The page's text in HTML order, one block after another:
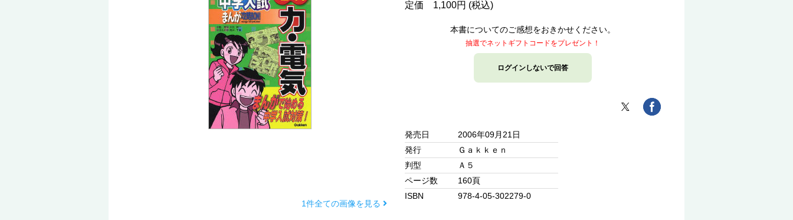
1件全ての画像を見る
定価 1,100円 (税込)
本書についてのご感想をおきかせください。
抽選でネットギフトコードをプレゼント！
ログインしないで回答
発売日
2006年09月21日
発行
Ｇａｋｋｅｎ
判型
Ａ５
ページ数
160頁
ISBN
978-4-05-302279-0